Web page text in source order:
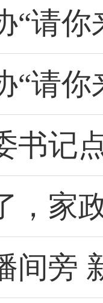
“请
“请
书记
，家
间旁